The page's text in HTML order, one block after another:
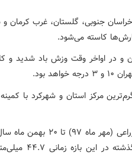
جنوبی، گلستان، غرب کرمان
کاسته می‌شود.
و در اواخر وقت وزش باد شدید
بود.
میلی‌متر ثبت شد، میزان